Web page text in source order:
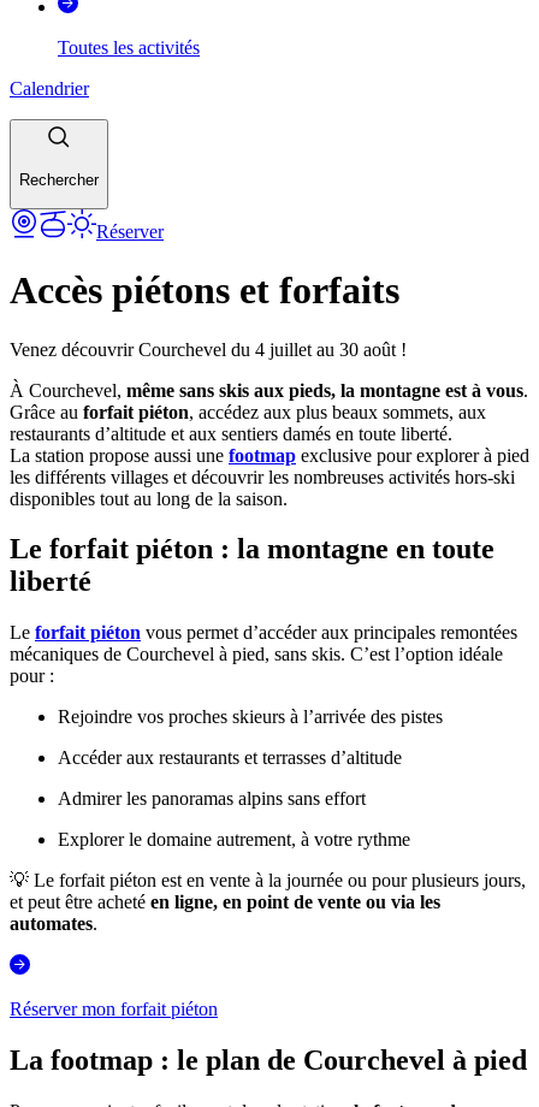
Toutes les activités
Calendrier
Rechercher
Réserver
Accès piétons et forfaits
Venez découvrir Courchevel du 4 juillet au 30 août !
À Courchevel, même sans skis aux pieds, la montagne est à vous.
Grâce au forfait piéton, accédez aux plus beaux sommets, aux
restaurants d’altitude et aux sentiers damés en toute liberté.
La station propose aussi une footmap exclusive pour explorer à pied
les différents villages et découvrir les nombreuses activités hors-ski
disponibles tout au long de la saison.
Le forfait piéton : la montagne en toute
liberté
Le forfait piéton vous permet d’accéder aux principales remontées
mécaniques de Courchevel à pied, sans skis. C’est l’option idéale
pour :
Rejoindre vos proches skieurs à l’arrivée des pistes
Accéder aux restaurants et terrasses d’altitude
Admirer les panoramas alpins sans effort
Explorer le domaine autrement, à votre rythme
💡 Le forfait piéton est en vente à la journée ou pour plusieurs jours,
et peut être acheté en ligne, en point de vente ou via les
automates.
Réserver mon forfait piéton
La footmap : le plan de Courchevel à pied